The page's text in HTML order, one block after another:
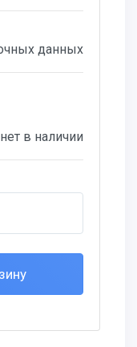
данных
нет в наличии